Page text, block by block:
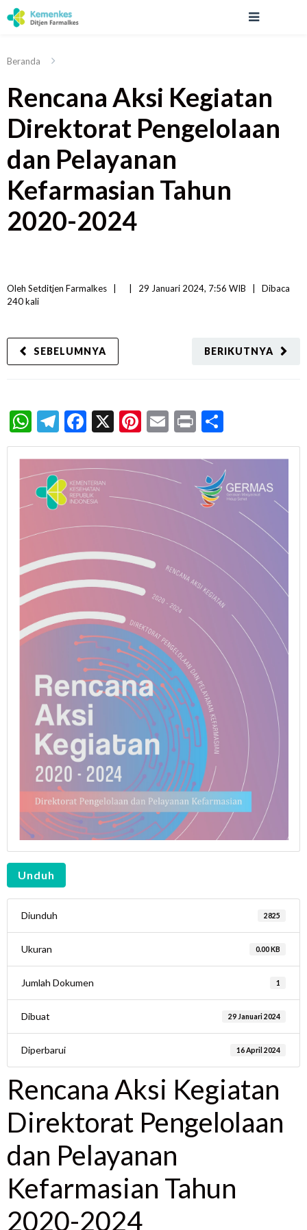
Beranda
Rencana Aksi Kegiatan
Direktorat Pengelolaan
dan Pelayanan
Kefarmasian Tahun
2020-2024
Oleh Setditjen Farmalkes 29 Januari 2024, 7:56 WIB
Dibaca
240 kali
BERIKUTNYA
SEBELUMNYA
WhatsApp
Telegram
Facebook
X Pinterest
Email
Print
Unduh
Diunduh 2825
Ukuran 0.00 KB
Jumlah Dokumen 1
Dibuat 29 Januari 2024
Diperbarui 16 April 2024
Rencana Aksi Kegiatan
Direktorat Pengelolaan
dan Pelayanan
Kefarmasian Tahun
2020-2024